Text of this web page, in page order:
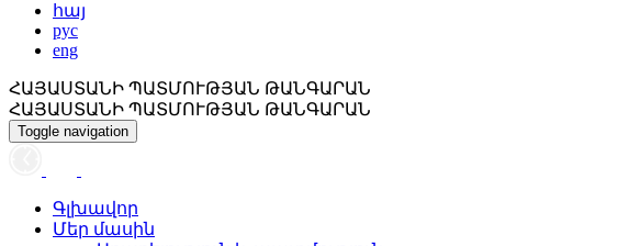
հայ
рус
eng
ՀԱՅԱՍՏԱՆԻ ՊԱՏՄՈՒԹՅԱՆ ԹԱՆԳԱՐԱՆ
ՀԱՅԱՍՏԱՆԻ ՊԱՏՄՈՒԹՅԱՆ ԹԱՆԳԱՐԱՆ
Toggle navigation
Գլխավոր
Մեր մասին